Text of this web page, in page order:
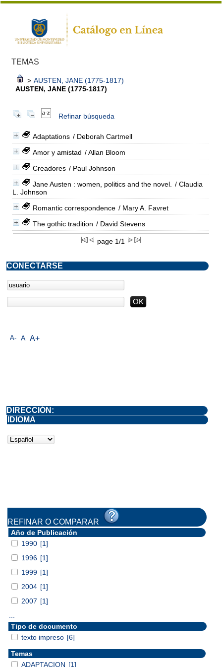
TEMAS
> AUSTEN, JANE (1775-1817)
AUSTEN, JANE (1775-1817)
Refinar búsqueda
Adaptations / Deborah Cartmell
Amor y amistad / Allan Bloom
Creadores / Paul Johnson
Jane Austen : women, politics and the novel.
/ Claudia
L. Johnson
Romantic correspondence / Mary A. Favret
The gothic tradition / David Stevens
page 1/1
A- A A+
CONECTARSE
DIRECCIÓN:
IDIOMA
REFINAR O COMPARAR
Año de Publicación
1990 [1]
1996 [1]
1999 [1]
2004 [1]
2007 [1]
Tipo de documento
texto impreso [6]
Temas
ADAPTACION [1]